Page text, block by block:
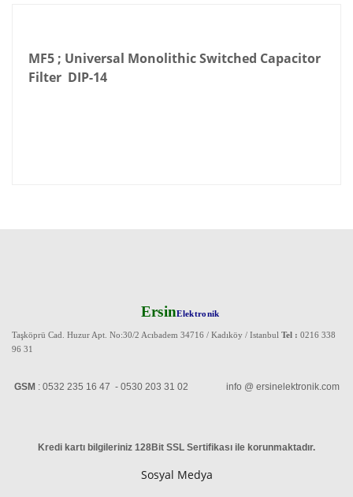
MF5 ; Universal Monolithic Switched Capacitor
Filter DIP-14
ErsinElektronik
Taşköprü Cad. Huzur Apt. No:30/2 Acıbadem 34716 / Kadıköy / Istanbul Tel : 0216 338
96 31
GSM : 0532 235 16 47 - 0530 203 31 02 info @ ersinelektronik.com
Kredi kartı bilgileriniz 128Bit SSL Sertifikası ile korunmaktadır.
Sosyal Medya